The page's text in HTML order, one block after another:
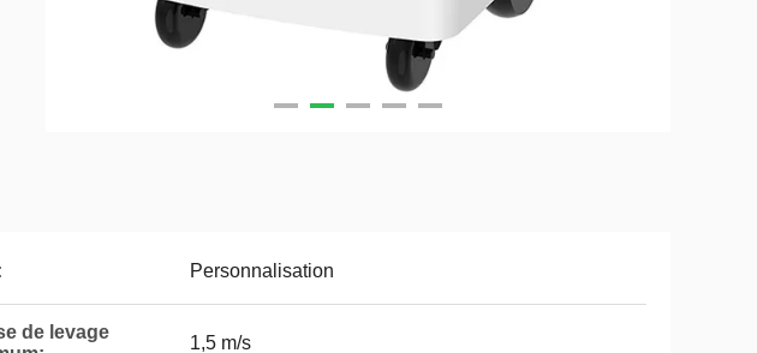
Personnalisation
de levage
1,5 m/s